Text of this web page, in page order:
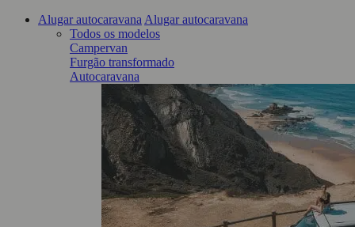
Alugar autocaravana Alugar autocaravana
Todos os modelos
Campervan
Furgão transformado
Autocaravana